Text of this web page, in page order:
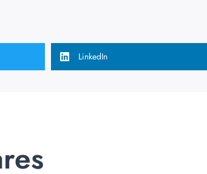
LinkedIn